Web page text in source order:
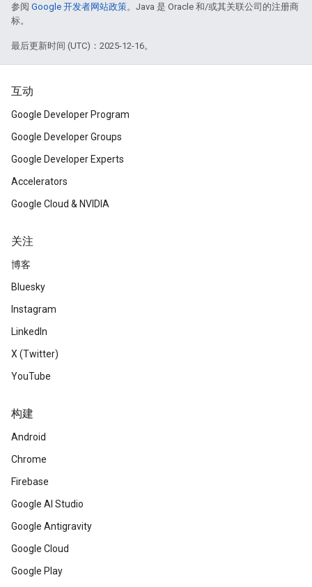
参阅 Google 开发者网站政策。Java 是 Oracle 和/或其关联公司的注册商
标。
最后更新时间 (UTC)：2025-12-16。
互动
Google Developer Program
Google Developer Groups
Google Developer Experts
Accelerators
Google Cloud & NVIDIA
关注
博客
Bluesky
Instagram
LinkedIn
X (Twitter)
YouTube
构建
Android
Chrome
Firebase
Google AI Studio
Google Antigravity
Google Cloud
Google Play